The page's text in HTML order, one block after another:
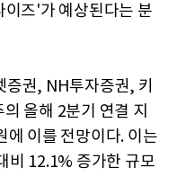
이즈'가 예상된다는 분
권, NH투자증권, 키
올해 2분기 연결 지
에 이를 전망이다. 이는
비 12.1% 증가한 규모